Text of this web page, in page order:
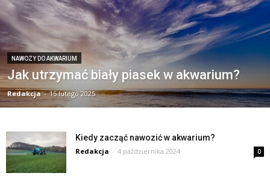
NAWOZY DO AKWARIUM
Jak utrzymać biały piasek w akwarium?
Redakcja - 15 lutego 2025
Kiedy zacząć nawozić w akwarium?
Redakcja - 4 października 2024 0